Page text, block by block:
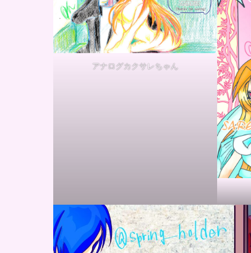
アナログカクサレちゃん